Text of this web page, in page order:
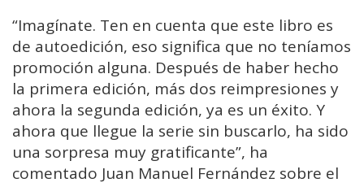
“Imagínate. Ten en cuenta que este libro es
de autoedición, eso significa que no teníamos
promoción alguna. Después de haber hecho
la primera edición, más dos reimpresiones y
ahora la segunda edición, ya es un éxito. Y
ahora que llegue la serie sin buscarlo, ha sido
una sorpresa muy gratificante”, ha
comentado Juan Manuel Fernández sobre el